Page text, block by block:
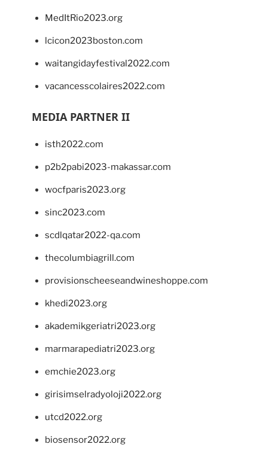
MedItRio2023.org
lcicon2023boston.com
waitangidayfestival2022.com
vacancesscolaires2022.com
MEDIA PARTNER II
isth2022.com
p2b2pabi2023-makassar.com
wocfparis2023.org
sinc2023.com
scdlqatar2022-qa.com
thecolumbiagrill.com
provisionscheeseandwineshoppe.com
khedi2023.org
akademikgeriatri2023.org
marmarapediatri2023.org
emchie2023.org
girisimselradyoloji2022.org
utcd2022.org
biosensor2022.org